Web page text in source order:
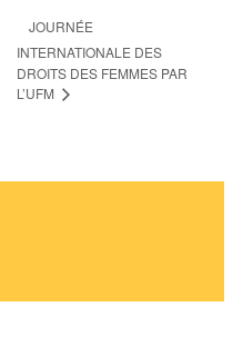
JOURNÉE
INTERNATIONALE DES
DROITS DES FEMMES PAR
L’UFM